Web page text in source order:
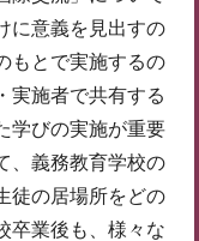
に意義を見出すの
もとで実施するの
実施者で共有する
学びの実施が重要
、義務教育学校の
徒の居場所をどの
卒業後も、様々な